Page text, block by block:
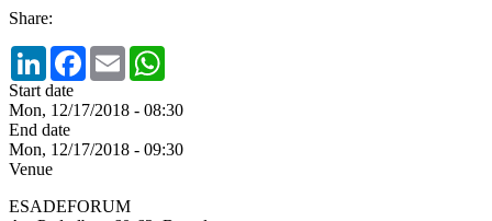
Share:
LinkedInFacebook
Email
Start date
Mon, 12/17/2018 - 08:30
End date
Mon, 12/17/2018 - 09:30
Venue
ESADEFORUM